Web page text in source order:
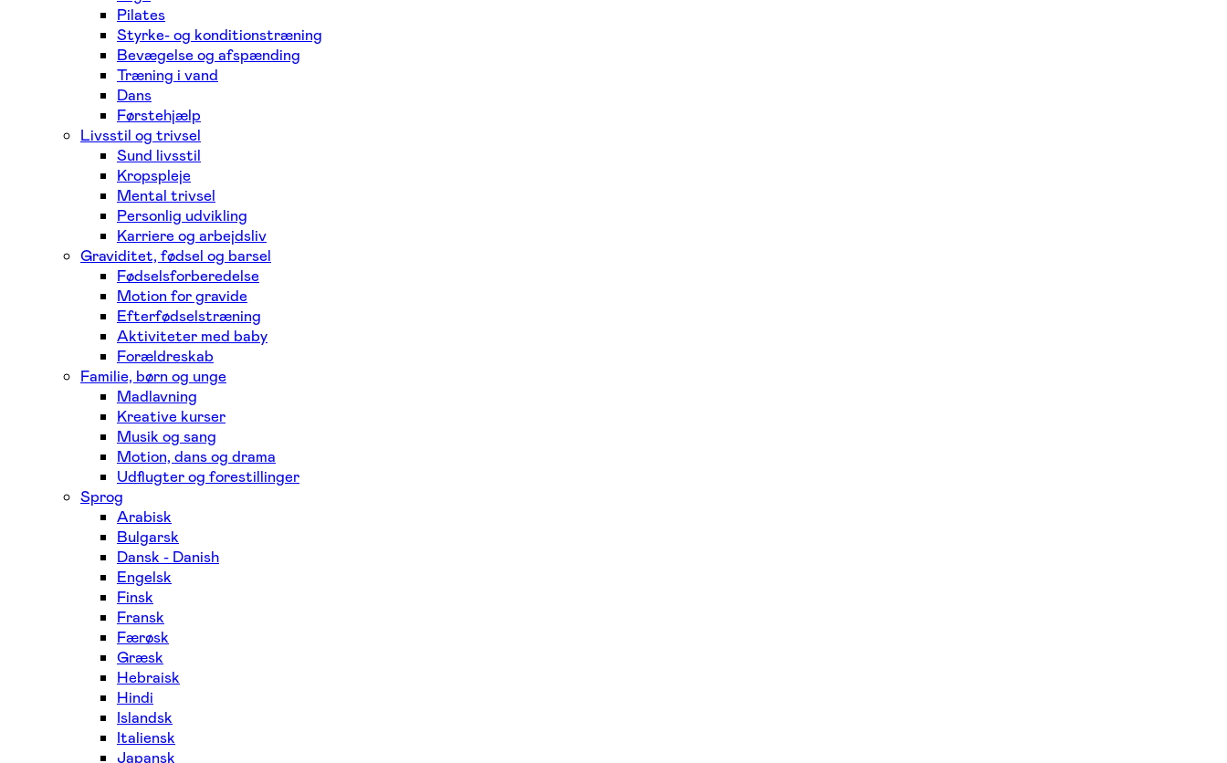
Pilates
Styrke- og konditionstræning
Bevægelse og afspænding
Træning i vand
Dans
Førstehjælp
Livsstil og trivsel
Sund livsstil
Kropspleje
Mental trivsel
Personlig udvikling
Karriere og arbejdsliv
Graviditet, fødsel og barsel
Fødselsforberedelse
Motion for gravide
Efterfødselstræning
Aktiviteter med baby
Forældreskab
Familie, børn og unge
Madlavning
Kreative kurser
Musik og sang
Motion, dans og drama
Udflugter og forestillinger
Sprog
Arabisk
Bulgarsk
Dansk - Danish
Engelsk
Finsk
Fransk
Færøsk
Græsk
Hebraisk
Hindi
Islandsk
Italiensk
Japansk